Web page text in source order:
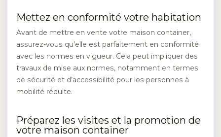
Mettez en conformité votre habitation
Avant de mettre en vente votre maison container,
assurez-vous qu’elle est parfaitement en conformité
avec les normes en vigueur. Cela peut impliquer des
travaux de mise aux normes, notamment en termes
de sécurité et d’accessibilité pour les personnes à
mobilité réduite.
Préparez les visites et la promotion de
votre maison container